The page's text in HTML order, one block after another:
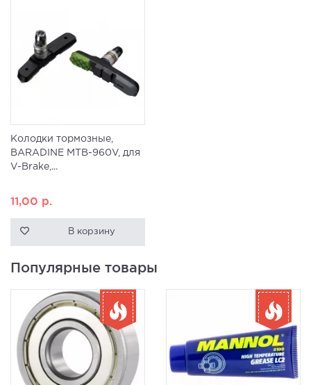
Колодки тормозные,
BARADINE MTB-960V, для
V-Brake,...
11,00 р.
В корзину
Популярные товары